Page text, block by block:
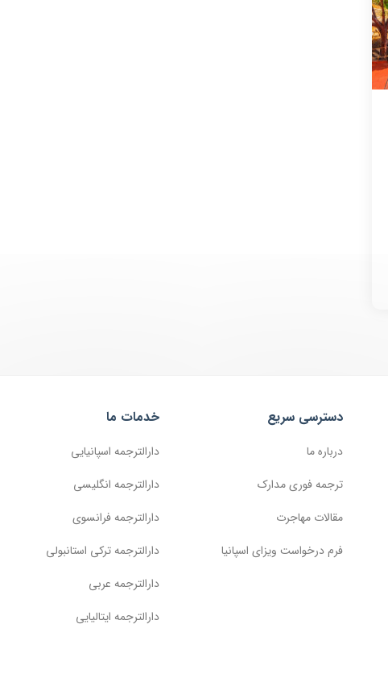
دسترسی سریع
درباره ما
ترجمه فوری مدارک
مقالات مهاجرت
فرم درخواست ویزای اسپانیا
خدمات ما
دارالترجمه اسپانیایی
دارالترجمه انگلیسی
دارالترجمه فرانسوی
دارالترجمه ترکی استانبولی
دارالترجمه عربی
دارالترجمه ایتالیایی